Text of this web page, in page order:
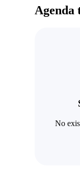
Agenda
No